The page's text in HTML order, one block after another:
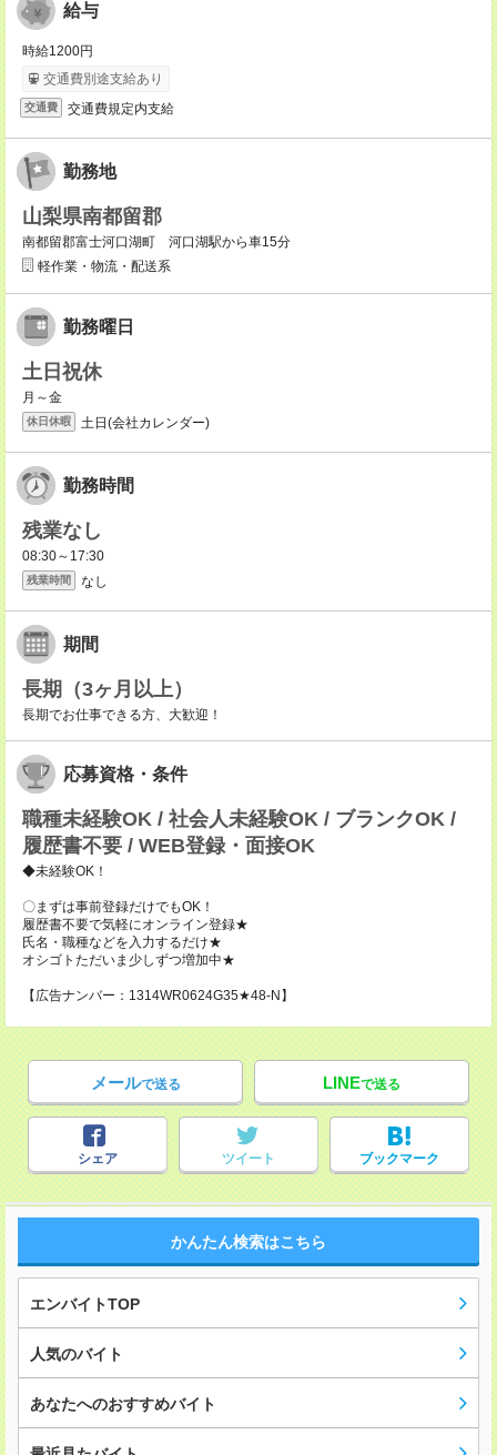
給与
時給1200円
交通費別途支給あり
交通費 交通費規定内支給
勤務地
山梨県南都留郡
南都留郡富士河口湖町 河口湖駅から車15分
軽作業・物流・配送系
勤務曜日
土日祝休
月～金
休日休暇 土日(会社カレンダー)
勤務時間
残業なし
08:30～17:30
残業時間 なし
期間
長期（3ヶ月以上）
長期でお仕事できる方、大歓迎！
応募資格・条件
職種未経験OK / 社会人未経験OK / ブランクOK /
履歴書不要 / WEB登録・面接OK
◆未経験OK！
〇まずは事前登録だけでもOK！
履歴書不要で気軽にオンライン登録★
氏名・職種などを入力するだけ★
オシゴトただいま少しずつ増加中★
【広告ナンバー：1314WR0624G35★48-N】
メールで送る LINEで送る
シェア ツイート ブックマーク
かんたん検索はこちら
エンバイトTOP
人気のバイト
あなたへのおすすめバイト